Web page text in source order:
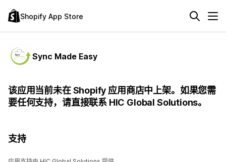
Shopify App Store
Sync Made Easy
该应用当前未在 Shopify 应用商店中上架。如果您需
要任何支持，请直接联系 HIC Global Solutions。
支持